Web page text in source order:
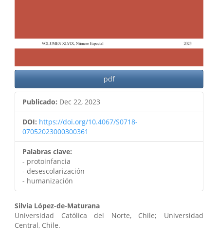
pdf
Publicado: Dec 22, 2023
DOI: https://doi.org/10.4067/S0718-
07052023000300361
Palabras clave:
- protoinfancia
- desescolarización
- humanización
Contenido
principal
Silvia López-de-Maturana
Universidad Católica del Norte, Chile; Universidad
Central, Chile.